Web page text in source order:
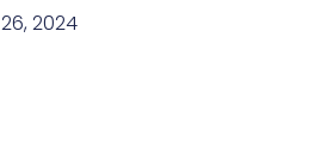
2024